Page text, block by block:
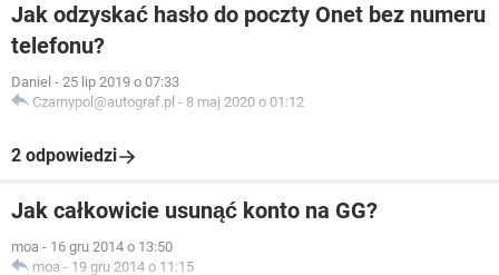
Jak odzyskać hasło do poczty Onet bez numeru
telefonu?
Daniel - 25 lip 2019 o 07:33
Czarnypol@autograf.pl - 8 maj 2020 o 01:12
2 odpowiedzi
Jak całkowicie usunąć konto na GG?
moa - 16 gru 2014 o 13:50
moa - 19 gru 2014 o 11:15